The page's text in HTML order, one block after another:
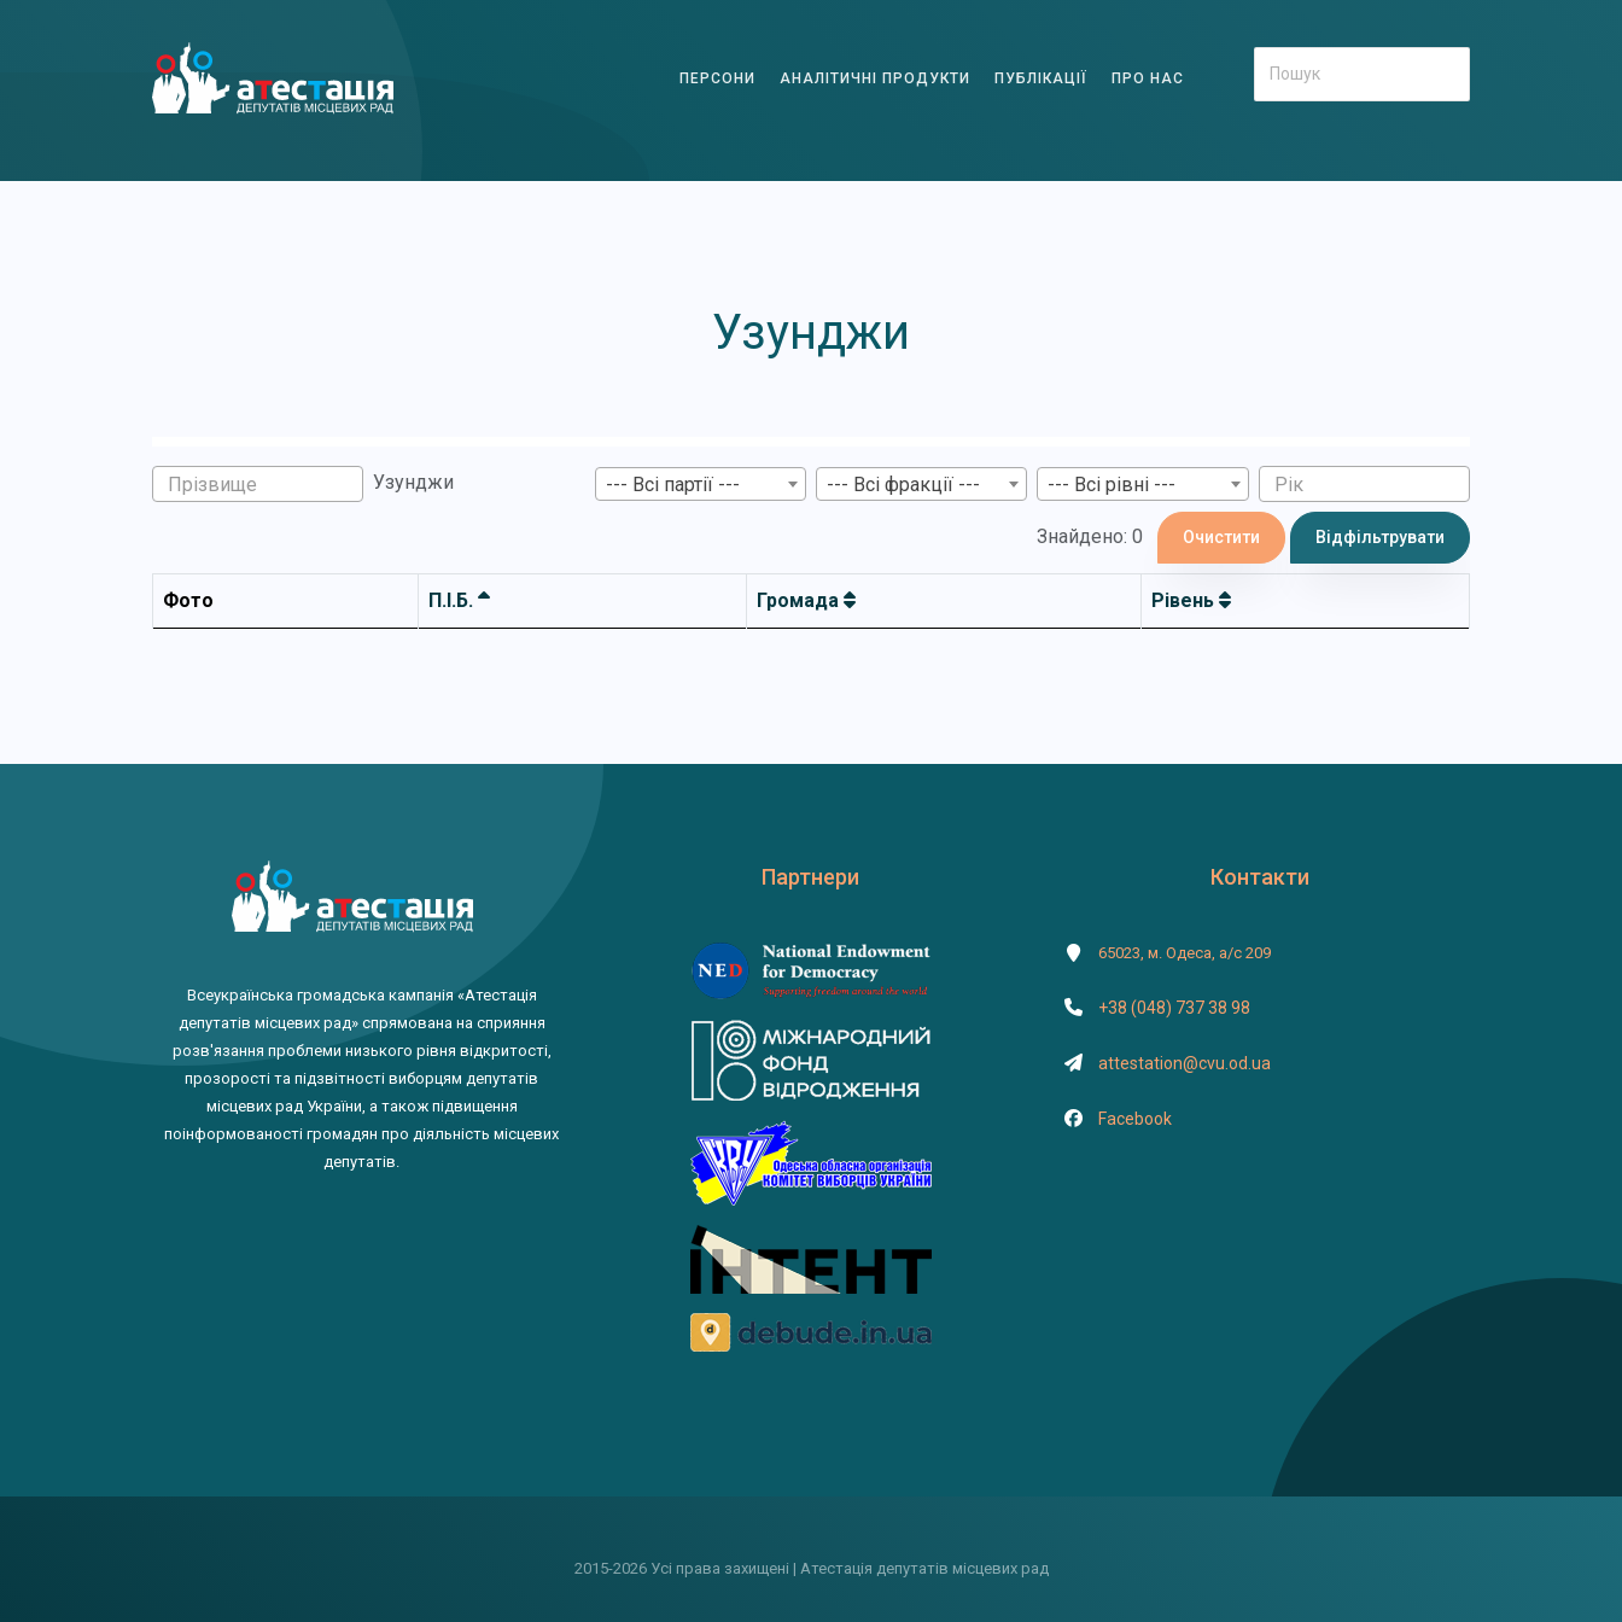
ПЕРСОНИ АНАЛІТИЧНІ ПРОДУКТИ ПУБЛІКАЦІЇ ПРО НАС
Узунджи
Узунджи --- Всі партії --- --- Всі фракції --- --- Всі рівні ---
Знайдено: 0 Очистити Відфільтрувати
Фото П.І.Б. Громада Рівень
Всеукраїнська громадська кампанія «Атестація
депутатів місцевих рад» спрямована на сприяння
розв'язання проблеми низького рівня відкритості,
прозорості та підзвітності виборцям депутатів
місцевих рад України, а також підвищення
поінформованості громадян про діяльність місцевих
депутатів.
Партнери Контакти
65023, м. Одеса, а/с 209
+38 (048) 737 38 98
attestation@cvu.od.ua
Facebook
2015-2026 Усі права захищені | Атестація депутатів місцевих рад